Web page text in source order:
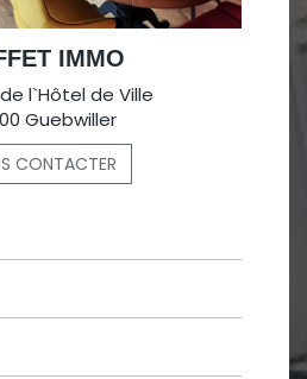
IMMO
l`Hôtel de Ville
Guebwiller
CONTACTER